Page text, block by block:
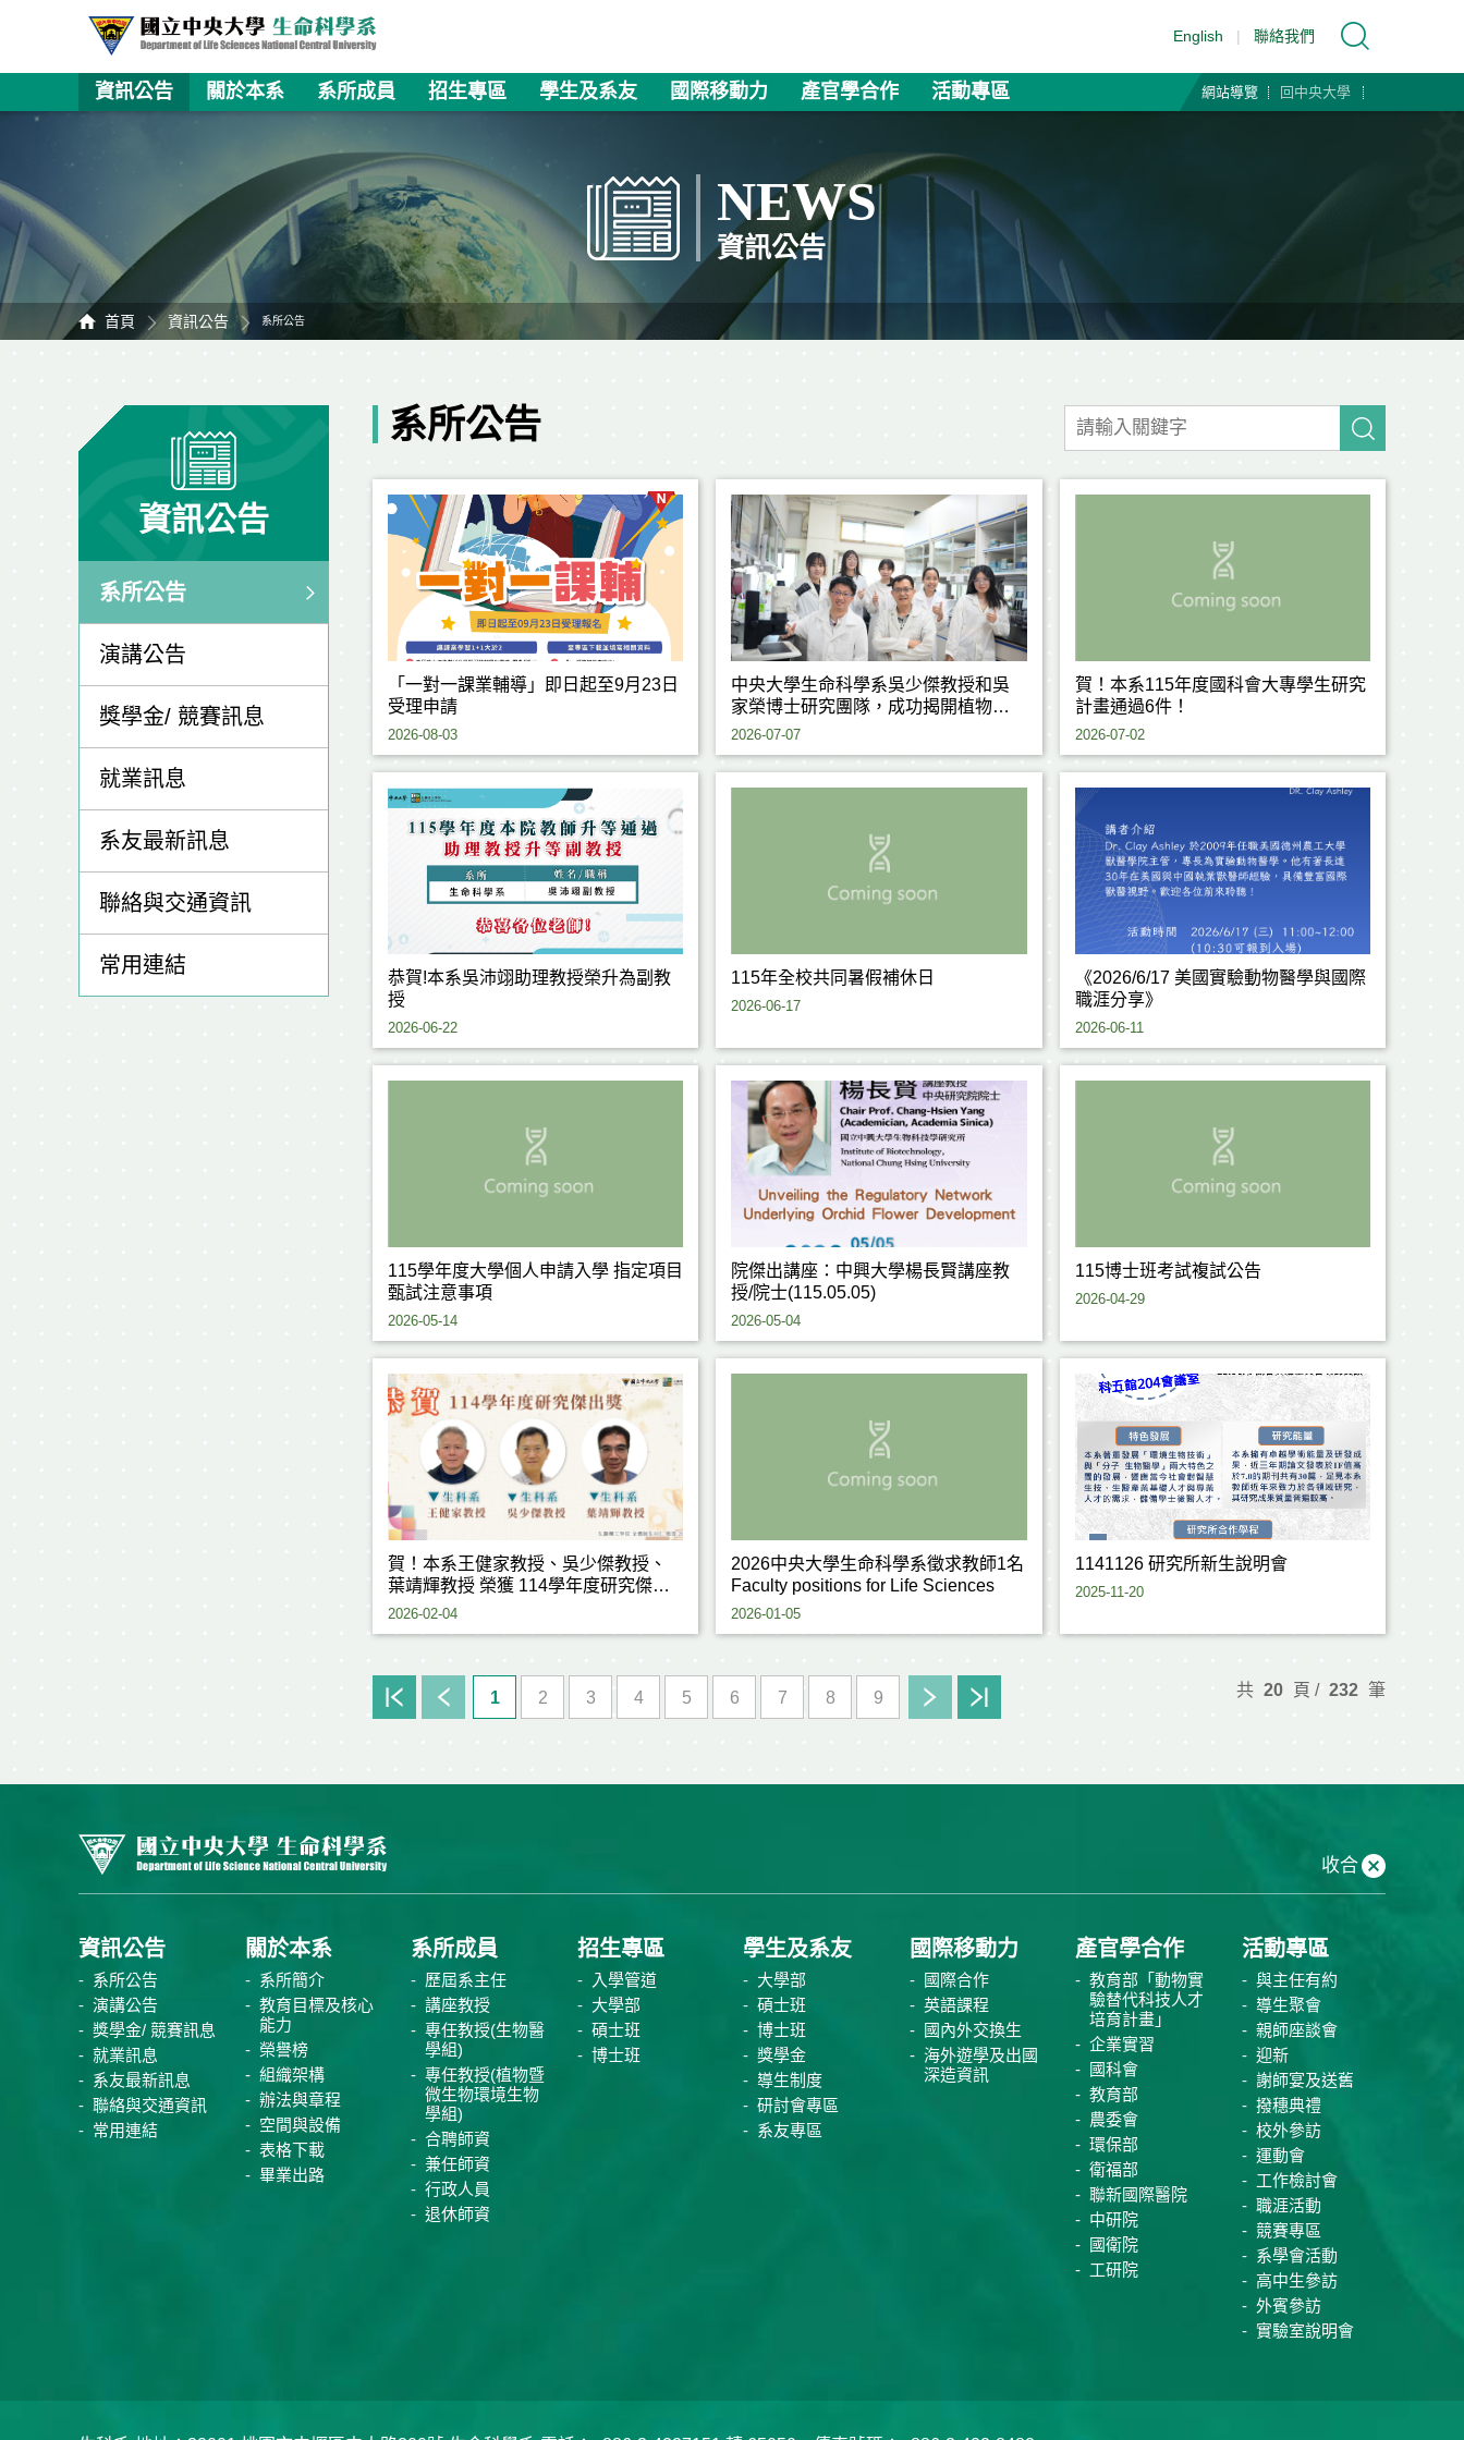
English | 聯絡我們
資訊公告 關於本系 系所成員 招生專區 學生及系友 國際移動力 產官學合作 活動專區 網站導覽 回中央大學
NEWS
資訊公告
首頁 資訊公告 系所公告
資訊公告
系所公告
演講公告
獎學金/ 競賽訊息
就業訊息
系友最新訊息
聯絡與交通資訊
常用連結
系所公告
「一對一課業輔導」即日起至9月23日
受理申請
2026-08-03
中央大學生命科學系吳少傑教授和吳
家榮博士研究團隊，成功揭開植物耐
熱反應背後的重要關鍵機制，研究成
Experimental Botany》
2026-07-07
賀！本系115年度國科會大專學生研究
計畫通過6件！
2026-07-02
恭賀!本系吳沛翊助理教授榮升為副教
授
2026-06-22
115年全校共同暑假補休日
2026-06-17
《2026/6/17 美國實驗動物醫學與國際
職涯分享》
2026-06-11
115學年度大學個人申請入學 指定項目
甄試注意事項
2026-05-14
院傑出講座：中興大學楊長賢講座教
授/院士(115.05.05)
2026-05-04
115博士班考試複試公告
2026-04-29
賀！本系王健家教授、吳少傑教授、
葉靖輝教授 榮獲 114學年度研究傑出
獎
2026-02-04
2026中央大學生命科學系徵求教師1名
Faculty positions for Life Sciences
2026-01-05
1141126 研究所新生說明會
2025-11-20
1 2 3 4 5 6 7 8 9 共 20 頁 / 232 筆
收合
資訊公告
系所公告
演講公告
獎學金/ 競賽訊息
就業訊息
系友最新訊息
聯絡與交通資訊
常用連結
關於本系
系所簡介
教育目標及核心
能力
榮譽榜
組織架構
辦法與章程
空間與設備
表格下載
畢業出路
系所成員
歷屆系主任
講座教授
專任教授(生物醫
學組)
專任教授(植物暨
微生物環境生物
學組)
合聘師資
兼任師資
行政人員
退休師資
招生專區
入學管道
大學部
碩士班
博士班
學生及系友
大學部
碩士班
博士班
獎學金
導生制度
研討會專區
系友專區
國際移動力
國際合作
英語課程
國內外交換生
海外遊學及出國
深造資訊
產官學合作
教育部「動物實
驗替代科技人才
培育計畫」
企業實習
國科會
教育部
農委會
環保部
衛福部
聯新國際醫院
中研院
國衛院
工研院
活動專區
與主任有約
導生聚會
親師座談會
迎新
謝師宴及送舊
撥穗典禮
校外參訪
運動會
工作檢討會
職涯活動
競賽專區
系學會活動
高中生參訪
外賓參訪
實驗室說明會